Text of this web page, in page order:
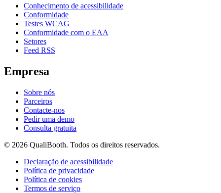
Conhecimento de acessibilidade
Conformidade
Testes WCAG
Conformidade com o EAA
Setores
Feed RSS
Empresa
Sobre nós
Parceiros
Contacte-nos
Pedir uma demo
Consulta gratuita
© 2026 QualiBooth. Todos os direitos reservados.
Declaração de acessibilidade
Política de privacidade
Política de cookies
Termos de serviço